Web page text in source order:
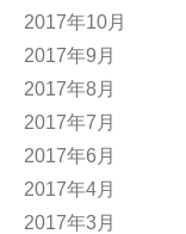
2017年10月
2017年9月
2017年8月
2017年7月
2017年6月
2017年4月
2017年3月